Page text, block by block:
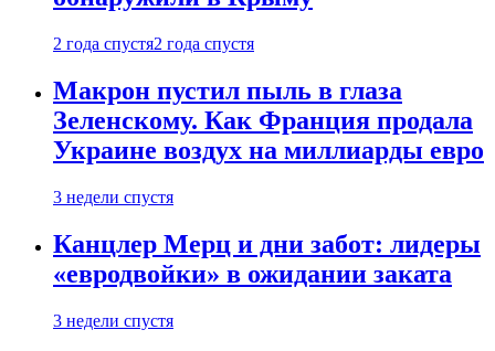
2 года спустя2 года спустя
Макрон пустил пыль в глаза
Зеленскому. Как Франция продала
Украине воздух на миллиарды евро
3 недели спустя
Канцлер Мерц и дни забот: лидеры
«евродвойки» в ожидании заката
3 недели спустя